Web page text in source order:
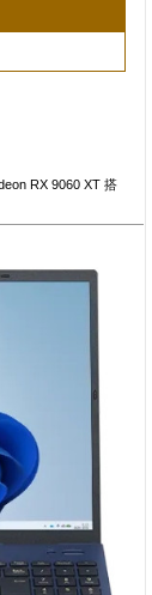
RX 9060 XT 搭